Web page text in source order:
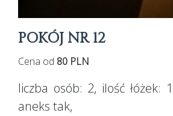
POKÓJ NR 12
Cena od 80 PLN
liczba osób: 2, ilość łóżek: 1
aneks tak,